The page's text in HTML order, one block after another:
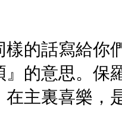
的話寫給你
的意思。保
主裏喜樂，